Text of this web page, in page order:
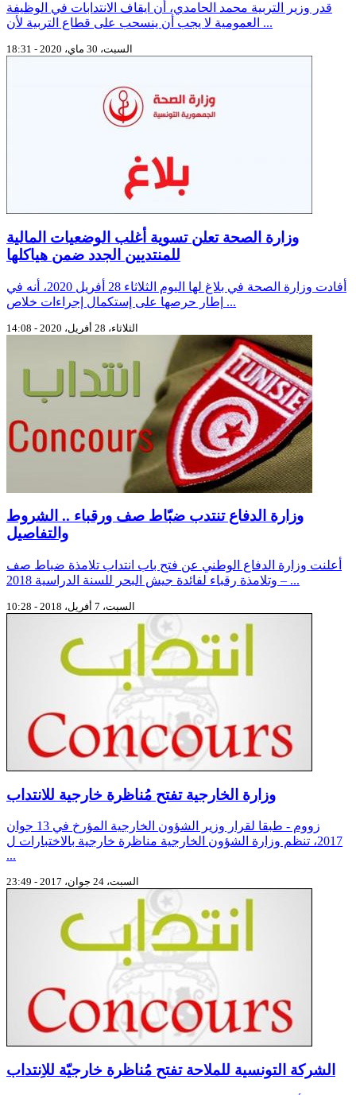
قدر وزير التربية محمد الحامدي، أن ايقاف الانتدابات في الوظيفة
العمومية لا يجب أن ينسحب على قطاع التربية لأن ...
السبت، 30 ماي، 2020 - 18:31
وزارة الصحة تعلن تسوية أغلب الوضعيات المالية
للمنتديين الجدد ضمن هياكلها
أفادت وزارة الصحة في بلاغ لها اليوم الثلاثاء 28 أفريل 2020، أنه في
إطار حرصها على إستكمال إجراءات خلاص ...
الثلاثاء، 28 أفريل، 2020 - 14:08
وزارة الدفاع تنتدب ضبّاط صف ورقباء .. الشروط
والتفاصيل
أعلنت وزارة الدفاع الوطني عن فتح باب انتداب تلامذة ضباط صف
وتلامذة رقباء لفائدة جيش البحر للسنة الدراسية 2018 – ...
السبت، 7 أفريل، 2018 - 10:28
وزارة الخارجية تفتح مُناظرة خارجية للانتداب
زووم - طبقا لقرار وزير الشؤون الخارجية المؤرخ في 13 جوان
2017، تنظم وزارة الشؤون الخارجية مناظرة خارجية بالاختبارات ل
...
السبت، 24 جوان، 2017 - 23:49
الشركة التونسية للملاحة تفتح مُناظرة خارجيّة للاِنتداب